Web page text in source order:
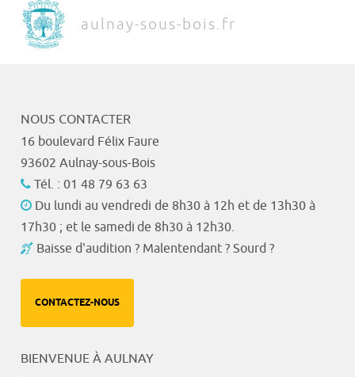
aulnay-sous-bois.fr
NOUS CONTACTER
16 boulevard Félix Faure
93602 Aulnay-sous-Bois
Tél. : 01 48 79 63 63
Du lundi au vendredi de 8h30 à 12h et de 13h30 à
17h30 ; et le samedi de 8h30 à 12h30.
Baisse d'audition ? Malentendant ? Sourd ?
CONTACTEZ-NOUS
BIENVENUE À AULNAY